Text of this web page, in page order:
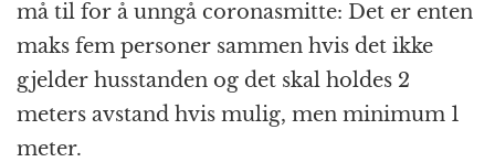
o
k
e
r
p
at m
må til for å unngå coronasmitte: Det er enten
maks fem personer sammen hvis det ikke
gjelder husstanden og det skal holdes 2
meters avstand hvis mulig, men minimum 1
meter.